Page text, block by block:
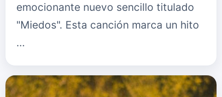
emocionante nuevo sencillo titulado
"Miedos". Esta canción marca un hito
…